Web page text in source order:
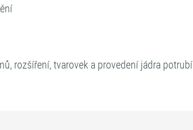
rozšíření, tvarovek a provedení jádra potrubí